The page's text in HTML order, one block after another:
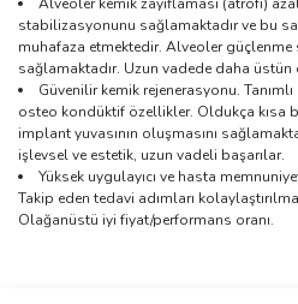
stabilizasyonunu sağlamaktadır ve bu
muhafaza etmektedir. Alveoler güçlenme
sağlamaktadır. Uzun vadede daha
Güvenilir kemik rejenerasyonu.
osteo kondüktif özellikler. Oldukça kısa
implant yuvasının oluşmasını
işlevsel ve estetik, uzun vadeli başarılar.
Yüksek uygulayıcı ve hasta
Takip eden tedavi adımları
Olağanüstü iyi fiyat/performans oranı.